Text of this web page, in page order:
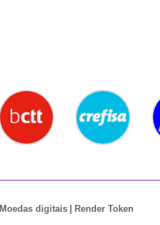
Moedas digitais Render Token